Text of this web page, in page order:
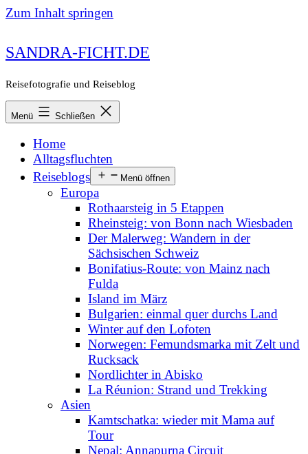
Zum Inhalt springen
SANDRA-FICHT.DE
Reisefotografie und Reiseblog
Menü Schließen
Home
Alltagsfluchten
Reiseblogs
Menü öffnen
Europa
Rothaarsteig in 5 Etappen
Rheinsteig: von Bonn nach Wiesbaden
Der Malerweg: Wandern in der
Sächsischen Schweiz
Bonifatius-Route: von Mainz nach
Fulda
Island im März
Bulgarien: einmal quer durchs Land
Winter auf den Lofoten
Norwegen: Femundsmarka mit Zelt und
Rucksack
Nordlichter in Abisko
La Réunion: Strand und Trekking
Asien
Kamtschatka: wieder mit Mama auf
Tour
Nepal: Annapurna Circuit